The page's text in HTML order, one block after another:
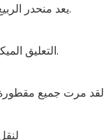
يعد منحدر الربيع الميكانيكي عالي الجودة مناسبًا لتحميل وتفريغ البضائع ويحسن كفاءة العمل.
التعليق الميكانيكي السميك الثقيل لتلبية متطلبات الحمل للعملاء للبضائع عالية التحميل.
لقد مرت جميع